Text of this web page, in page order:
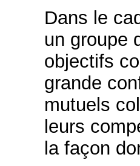
Dans le
un groupe
objectifs
grande
mutuels
leurs
la façon